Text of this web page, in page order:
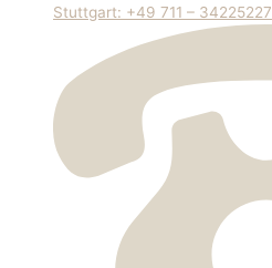
Stuttgart: +49 711 – 34225227